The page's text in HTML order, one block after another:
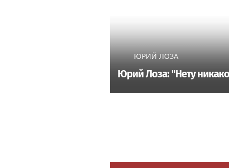
ЮРИЙ ЛОЗА
Юрий Лоза: "Нету